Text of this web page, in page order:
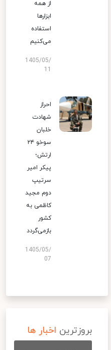
از همه
ابزارها
استفاده
می‌کنیم
1405/05/
احراز
شهادت
خلبان
سوخو ۲۴
ارتش؛
پیکر امیر
سرتیپ
دوم مجید
کاظمی به
کشور
بازمی‌گردد
1405/05/
07
بروزترین اخبار ها